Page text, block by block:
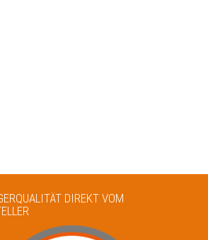
DIREKT VOM